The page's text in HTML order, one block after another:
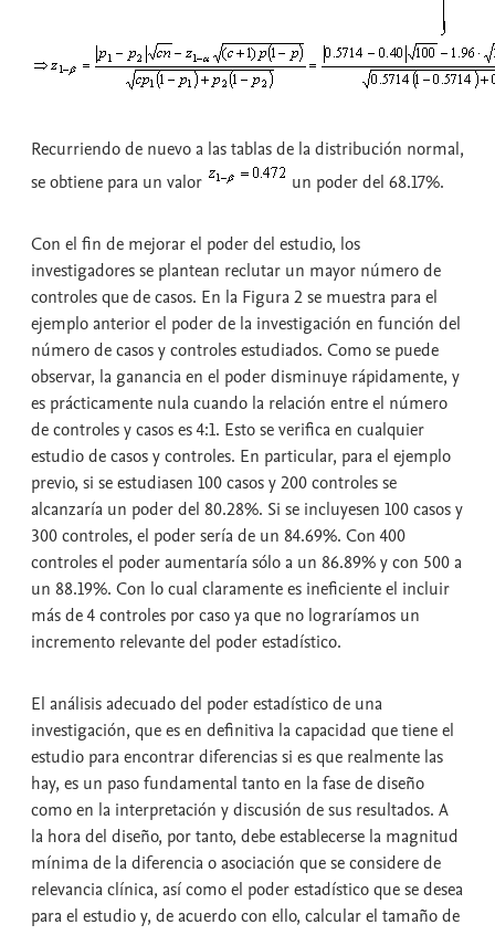
Recurriendo de nuevo a las tablas de la distribución normal,
se obtiene para un valor
un poder del 68.17%.
Con el fin de mejorar el poder del estudio, los
investigadores se plantean reclutar un mayor número de
controles que de casos. En la Figura 2 se muestra para el
ejemplo anterior el poder de la investigación en función del
número de casos y controles estudiados. Como se puede
observar, la ganancia en el poder disminuye rápidamente, y
es prácticamente nula cuando la relación entre el número
de controles y casos es 4:1. Esto se verifica en cualquier
estudio de casos y controles. En particular, para el ejemplo
previo, si se estudiasen 100 casos y 200 controles se
alcanzaría un poder del 80.28%. Si se incluyesen 100 casos y
300 controles, el poder sería de un 84.69%. Con 400
controles el poder aumentaría sólo a un 86.89% y con 500 a
un 88.19%. Con lo cual claramente es ineficiente el incluir
más de 4 controles por caso ya que no lograríamos un
incremento relevante del poder estadístico.
El análisis adecuado del poder estadístico de una
investigación, que es en definitiva la capacidad que tiene el
estudio para encontrar diferencias si es que realmente las
hay, es un paso fundamental tanto en la fase de diseño
como en la interpretación y discusión de sus resultados. A
la hora del diseño, por tanto, debe establecerse la magnitud
mínima de la diferencia o asociación que se considere de
relevancia clínica, así como el poder estadístico que se desea
para el estudio y, de acuerdo con ello, calcular el tamaño de